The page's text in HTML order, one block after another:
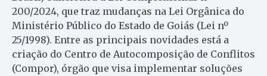
200/2024, que traz mudanças na Lei Orgânica do
Ministério Público do Estado de Goiás (Lei nº
25/1998). Entre as principais novidades está a
criação do Centro de Autocomposição de Conflitos
(Compor), órgão que visa implementar soluções